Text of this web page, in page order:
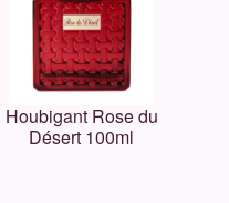
Houbigant Rose du
Désert 100ml